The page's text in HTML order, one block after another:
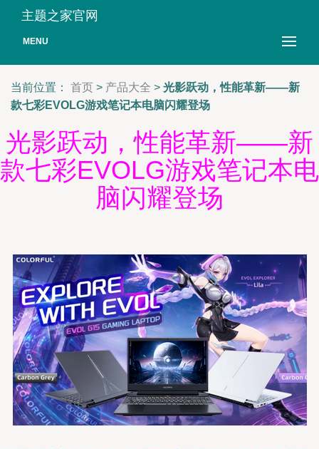
主题之家官网
MENU
当前位置： 首页 > 产品大全 > 光影跃动，性能革新——新
款七彩EVOLG游戏笔记本电脑闪耀登场
光影跃动，性能革新——新
款七彩EVOLG游戏笔记本电
脑闪耀登场